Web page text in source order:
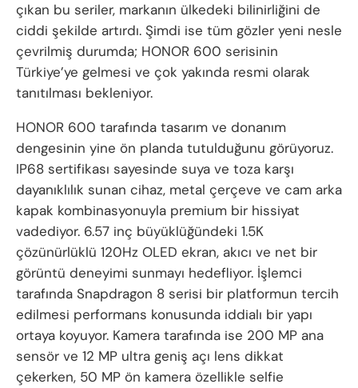
çıkan bu seriler, markanın ülkedeki bilinirliğini de
ciddi şekilde artırdı. Şimdi ise tüm gözler yeni nesle
çevrilmiş durumda; HONOR 600 serisinin
Türkiye’ye gelmesi ve çok yakında resmi olarak
tanıtılması bekleniyor.
HONOR 600 tarafında tasarım ve donanım
dengesinin yine ön planda tutulduğunu görüyoruz.
IP68 sertifikası sayesinde suya ve toza karşı
dayanıklılık sunan cihaz, metal çerçeve ve cam arka
kapak kombinasyonuyla premium bir hissiyat
vadediyor. 6.57 inç büyüklüğündeki 1.5K
çözünürlüklü 120Hz OLED ekran, akıcı ve net bir
görüntü deneyimi sunmayı hedefliyor. İşlemci
tarafında Snapdragon 8 serisi bir platformun tercih
edilmesi performans konusunda iddialı bir yapı
ortaya koyuyor. Kamera tarafında ise 200 MP ana
sensör ve 12 MP ultra geniş açı lens dikkat
çekerken, 50 MP ön kamera özellikle selfie